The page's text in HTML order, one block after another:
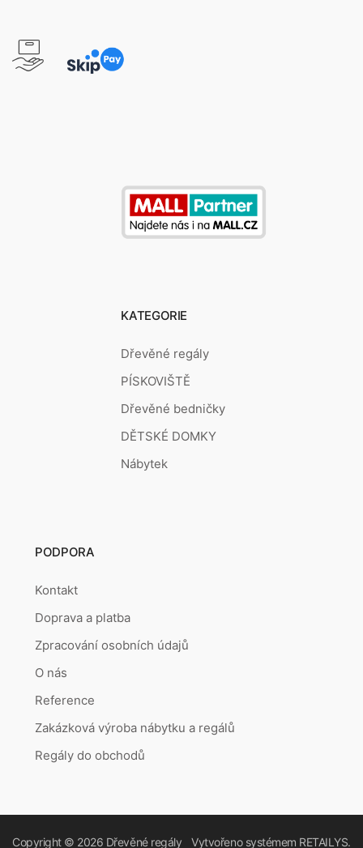
KATEGORIE
Dřevěné regály
PÍSKOVIŠTĚ
Dřevěné bedničky
DĚTSKÉ DOMKY
Nábytek
PODPORA
Kontakt
Doprava a platba
Zpracování osobních údajů
O nás
Reference
Zakázková výroba nábytku a regálů
Regály do obchodů
Copyright © 2026 Dřevěné regály Vytvořeno systémem RETAILYS.